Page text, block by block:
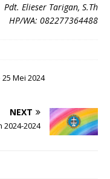
Pdt. Elieser Tarigan, S.Th
HP/WA: 082277364488
Mei 2024
NEXT
2024